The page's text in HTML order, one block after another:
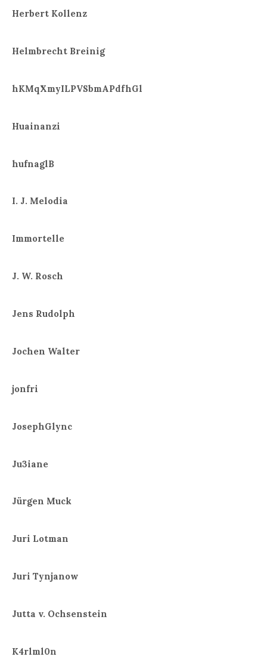
Herbert Kollenz
Helmbrecht Breinig
hKMqXmyILPVSbmAPdfhGl
Huainanzi
hufnaglB
I. J. Melodia
Immortelle
J. W. Rosch
Jens Rudolph
Jochen Walter
jonfri
JosephGlync
Ju3iane
Jürgen Muck
Juri Lotman
Juri Tynjanow
Jutta v. Ochsenstein
K4rlml0n